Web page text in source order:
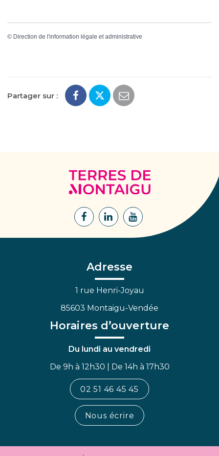
© Direction de l'information légale et administrative
Partager sur :
Terres
de
Lien
Facebook
Lien
Linkedin
Lien
Adresse
1 rue Henri-Joyau
85603 Montaigu-Vendée
Horaires d’ouverture
Du lundi au vendredi
De 9h à 12h30 | De 14h à 17h30
02 51 46 45 45
Nous écrire